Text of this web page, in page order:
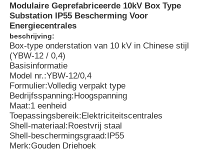
Modulaire Geprefabriceerde 10kV Box Type
Substation IP55 Bescherming Voor
Energiecentrales
beschrijving:
Box-type onderstation van 10 kV in Chinese stijl
(YBW-12 / 0,4)
Basisinformatie
Model nr.:YBW-12/0,4
Formulier:Volledig verpakt type
Bedrijfsspanning:Hoogspanning
Maat:1 eenheid
Toepassingsbereik:Elektriciteitscentrales
Shell-materiaal:Roestvrij staal
Shell-beschermingsgraad:IP55
Merk:Gouden Driehoek